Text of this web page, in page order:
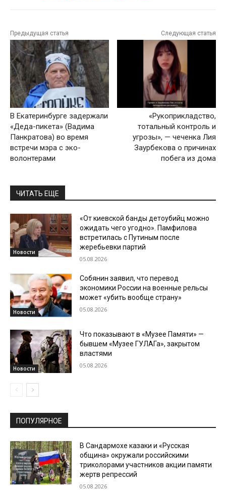
Предыдущая статья
В Екатеринбурге задержали
«Деда-пикета» (Вадима
Панкратова) во время
встречи мэра с эко-
волонтерами
Следующая статья
«Рукоприкладство,
тотальный контроль и
угрозы», — чеченка Лия
Заурбекова о причинах
побега из дома
ЧИТАТЬ ЕЩЕ
Новости
«От киевской банды детоубийц можно
ожидать чего угодно». Памфилова
встретилась с Путиным после
жеребьевки партий
05.08.2026
Новости
Собянин заявил, что перевод
экономики России на военные рельсы
может «убить вообще страну»
05.08.2026
Новости
Что показывают в «Музее Памяти» —
бывшем «Музее ГУЛАГа», закрытом
властями
05.08.2026
ПОПУЛЯРНОЕ
В Сандармохе казаки и «Русская
община» окружали российскими
триколорами участников акции памяти
жертв репрессий
05.08.2026